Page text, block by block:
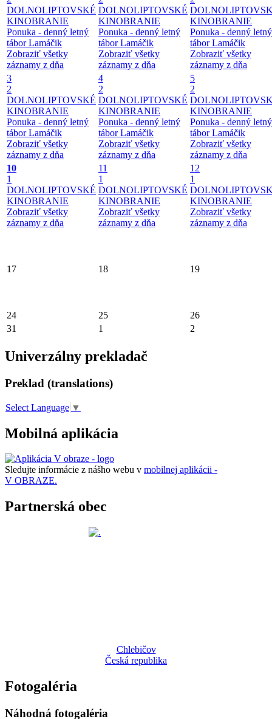
DOLNOLIPTOVSKÉ
KINOBRANIE
Ponuka - denný letný
tábor Lamáčik
Zobraziť všetky
záznamy z dňa
DOLNOLIPTOVSKÉ
KINOBRANIE
Ponuka - denný letný
tábor Lamáčik
Zobraziť všetky
záznamy z dňa
KINOBRANIE
Ponuka - denný letný
tábor Lamáčik
Zobraziť všetky
záznamy z dňa
3
2
DOLNOLIPTOVSKÉ
KINOBRANIE
Ponuka - denný letný
tábor Lamáčik
Zobraziť všetky
záznamy z dňa
4
2
DOLNOLIPTOVSKÉ
KINOBRANIE
Ponuka - denný letný
tábor Lamáčik
Zobraziť všetky
záznamy z dňa
5
2
KINOBRANIE
Ponuka - denný letný
tábor Lamáčik
Zobraziť všetky
záznamy z dňa
10
1
DOLNOLIPTOVSKÉ
KINOBRANIE
Zobraziť všetky
záznamy z dňa
11
1
DOLNOLIPTOVSKÉ
KINOBRANIE
Zobraziť všetky
záznamy z dňa
12
1
KINOBRANIE
Zobraziť všetky
záznamy z dňa
17 18 19
24 25
26
31
1 2
Univerzálny prekladač
Preklad (translations)
Select Language ▼
Mobilná aplikácia
Sledujte informácie z nášho webu v mobilnej aplikácii -
V OBRAZE.
Partnerská obec
Chlebičov
Česká republika
Fotogaléria
Náhodná fotogaléria